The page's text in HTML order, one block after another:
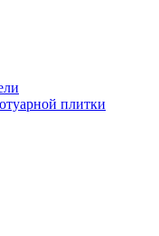
плитки